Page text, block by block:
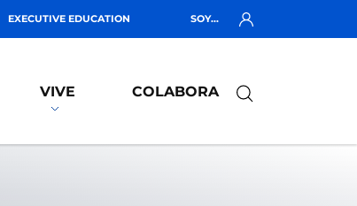
EXECUTIVE EDUCATION SOY...
VIVE COLABORA